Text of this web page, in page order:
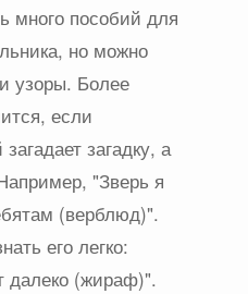
много пособий для
но можно
узоры. Более
если
загадку, а
"Зверь я
(верблюд)".
его легко:
далеко (жираф)".